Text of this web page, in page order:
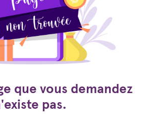
que vous demandez
pas.